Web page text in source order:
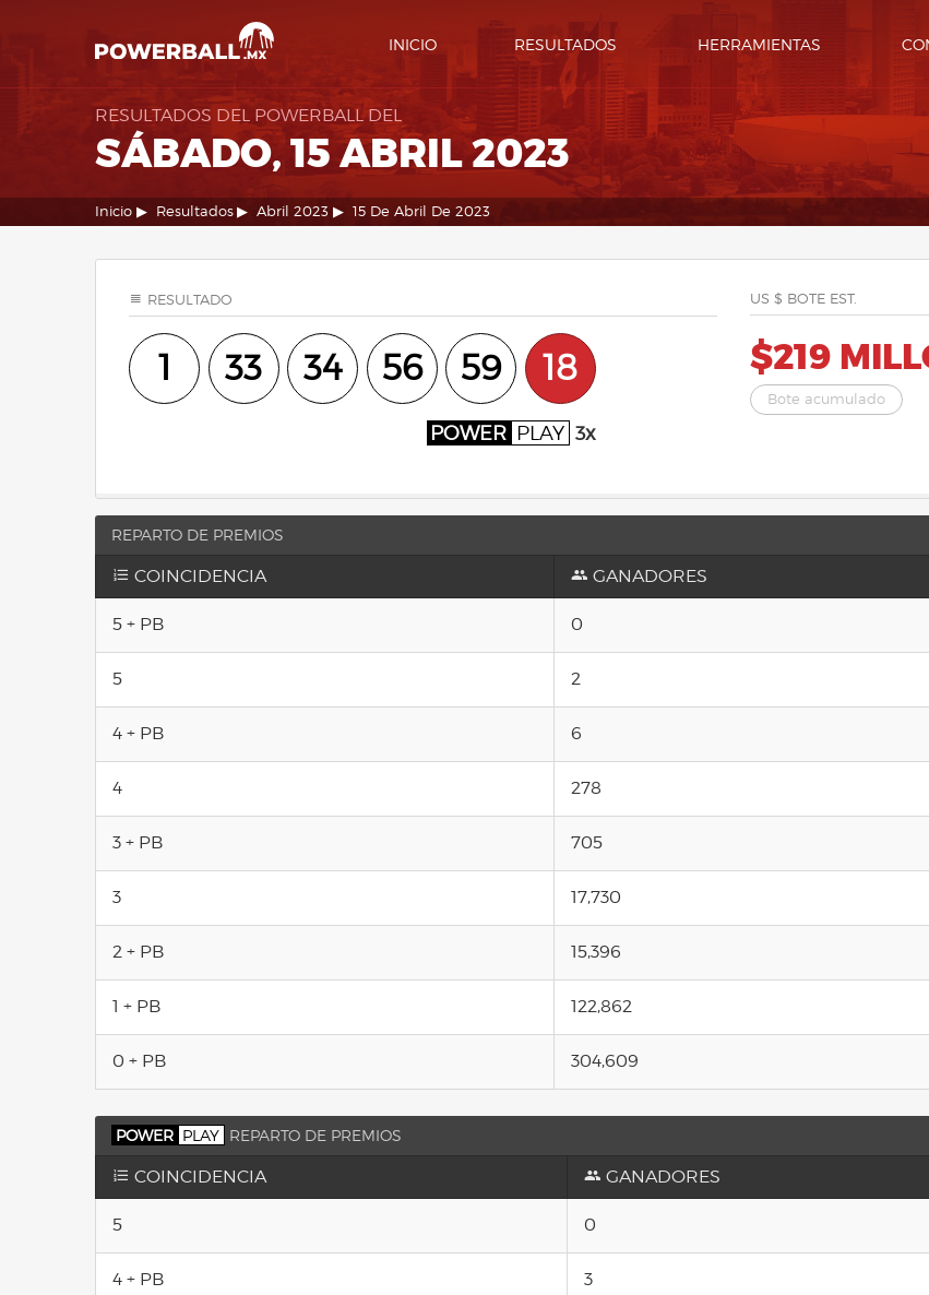
INICIO RESULTADOS HERRAMIENTAS
RESULTADOS DEL POWERBALL DEL
SÁBADO, 15 ABRIL 2023
Inicio Resultados Abril 2023 15 De Abril De 2023
RESULTADO
1 33 34 56 59 18
POWER PLAY 3x
US $ BOTE EST.
$219
Bote acumulado
REPARTO DE PREMIOS
COINCIDENCIA GANADORES
5 + PB 0
5 2
4 + PB 6
4 278
3 + PB 705
3 17,730
2 + PB 15,396
1 + PB 122,862
0 + PB 304,609
POWER PLAY REPARTO DE PREMIOS
COINCIDENCIA GANADORES
5 0
4 + PB 3